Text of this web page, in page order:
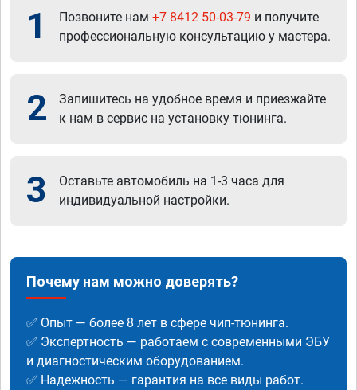
1 Позвоните нам +7 8412 50-03-79 и получите
профессиональную консультацию у мастера.
2
Запишитесь на удобное время и приезжайте
к нам в сервис на установку тюнинга.
3
Оставьте автомобиль на 1-3 часа для
индивидуальной настройки.
Почему нам можно доверять?
✅ Опыт — более 8 лет в сфере чип-тюнинга.
✅ Экспертность — работаем с современными ЭБУ
и диагностическим оборудованием.
✅ Надежность — гарантия на все виды работ.